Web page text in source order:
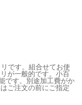
です。組合せてお使
が一般的です。小百
です。別途加工費がか
ご注文の前にご指定